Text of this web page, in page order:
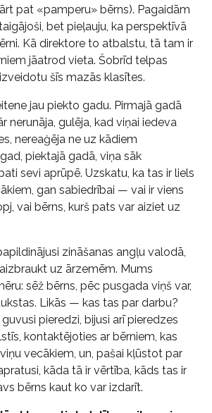
pat «pamperu» bērns). Pagaidām
bet pieļauju, ka perspektīvā
Kā direktore to atbalstu, tā tam ir
jāatrod vieta. Šobrīd telpas
šīs mazās klasītes.
jau piekto gadu. Pirmajā gadā
nerunāja, gulēja, kad viņai iedeva
nereaģēja ne uz kādiem
piektajā gadā, viņa sāk
sevi aprūpē. Uzskatu, ka tas ir liels
gan sabiedrībai — vai ir viens
vai bērns, kurš pats var aiziet uz
zināšanas angļu valodā,
uz ārzemēm. Mums
sēž bērns, pēc pusgada viņš var,
Likās — kas tas par darbu?
pieredzi, bijusi arī pieredzes
kontaktējoties ar bērniem, kas
vecākiem, un, pašai kļūstot par
kāda tā ir vērtība, kāds tas ir
bērns kaut ko var izdarīt.